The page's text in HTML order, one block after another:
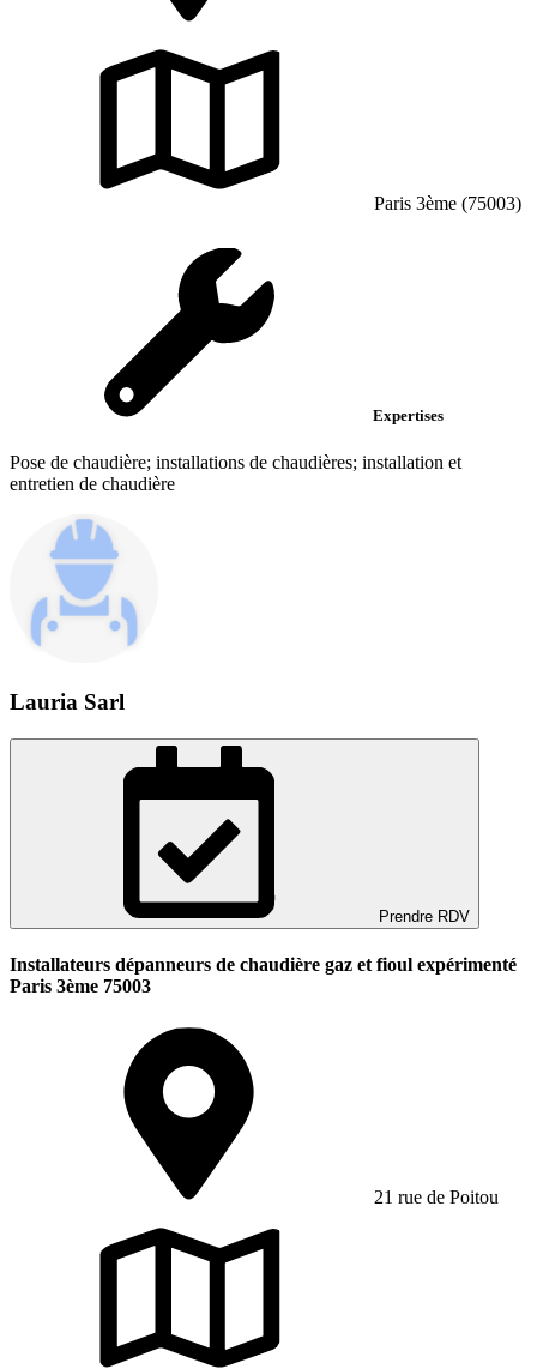
Paris 3ème (75003)
Expertises
Pose de chaudière; installations de chaudières; installation et
entretien de chaudière
Lauria Sarl
Prendre RDV
Installateurs dépanneurs de chaudière gaz et fioul expérimenté
Paris 3ème 75003
21 rue de Poitou